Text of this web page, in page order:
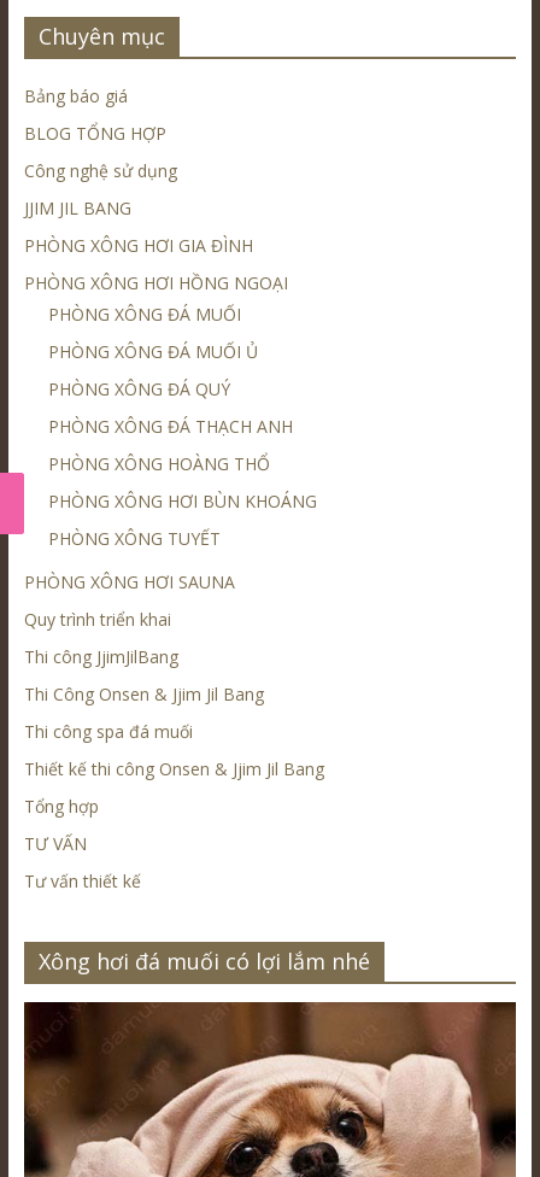
Chuyên mục
Bảng báo giá
BLOG TỔNG HỢP
Công nghệ sử dụng
JJIM JIL BANG
PHÒNG XÔNG HƠI GIA ĐÌNH
PHÒNG XÔNG HƠI HỒNG NGOẠI
PHÒNG XÔNG ĐÁ MUỐI
PHÒNG XÔNG ĐÁ MUỐI Ủ
PHÒNG XÔNG ĐÁ QUÝ
PHÒNG XÔNG ĐÁ THẠCH ANH
PHÒNG XÔNG HOÀNG THỔ
PHÒNG XÔNG HƠI BÙN KHOÁNG
PHÒNG XÔNG TUYẾT
PHÒNG XÔNG HƠI SAUNA
Quy trình triển khai
Thi công JjimJilBang
Thi Công Onsen & Jjim Jil Bang
Thi công spa đá muối
Thiết kế thi công Onsen & Jjim Jil Bang
Tổng hợp
TƯ VẤN
Tư vấn thiết kế
Xông hơi đá muối có lợi lắm nhé